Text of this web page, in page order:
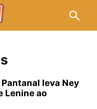
Pantanal leva Ney
Lenine ao